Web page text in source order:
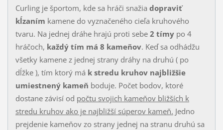
Curling je športom, kde sa hráči snažia dopraviť
kĺzaním kamene do vyznačeného cieľa kruhového
tvaru. Na jednej dráhe hrajú proti sebe 2 tímypo 4
hráčoch, každý tím má 8 kameňov. Keď sa odhádžu
všetky kamene z jednej strany dráhy na druhú ( po
dĺžke ), tím ktorý má k stredu kruhov najbližšie
umiestnený kameň boduje. Počet bodov, ktoré
dostane závisí od počtu svojich kameňov bližších k
stredu kruhov ako je najbližší súperov kameň. Jedno
prejdenie kameňov zo strany jednej na stranu druhú sa